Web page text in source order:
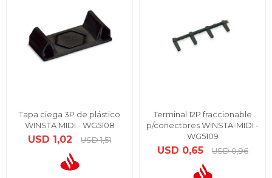
Tapa ciega 3P de plástico
WINSTA MIDI - WG5108
USD 1,02 USD 1,51
Terminal 12P fraccionable
p/conectores WINSTA-MIDI -
WG5109
USD 0,65 USD 0,96